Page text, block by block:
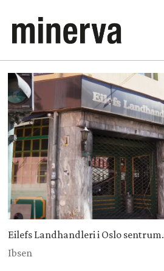
Eilefs Landhandleri i Oslo sentrum.
Ibsen